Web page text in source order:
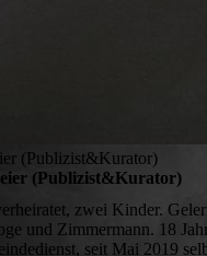
(Publizist&Kurator)
(Publizist&Kurator)
zwei Kinder.
und Zimmermann. 18
seit Mai 2019